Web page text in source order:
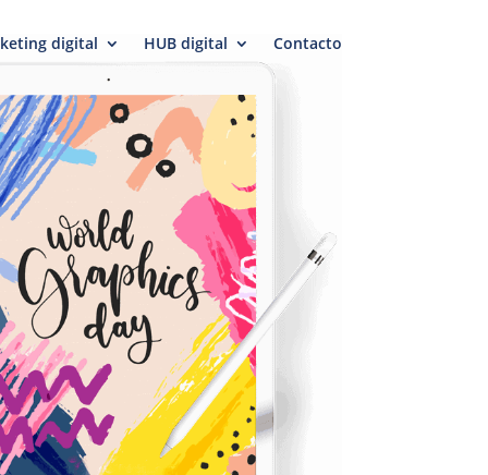
digital HUB digital Contacto